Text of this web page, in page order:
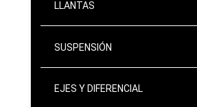
LLANTAS
SUSPENSIÓN
EJES Y DIFERENCIAL